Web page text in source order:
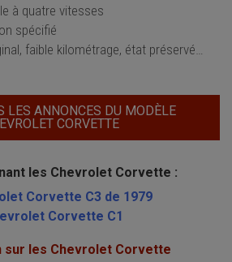
à quatre vitesses
spécifié
faible kilométrage, état préservé
LES ANNONCES DU MODÈLE
CORVETTE
les Chevrolet Corvette :
Corvette C3 de 1979
Corvette C1
sur les Chevrolet Corvette